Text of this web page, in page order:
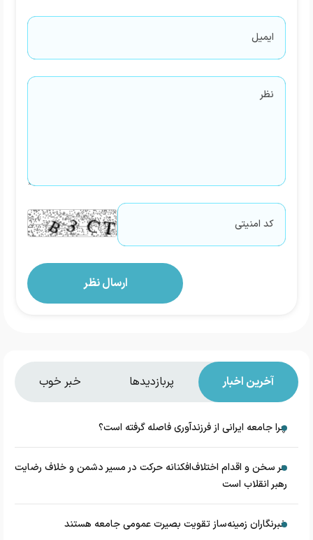
آخرین اخبار پربازدیدها خبر خوب
چرا جامعه ایرانی از فرزندآوری فاصله گرفته است؟
هر سخن و اقدام اختلاف‌افکنانه حرکت در مسیر دشمن و خلاف رضایت
رهبر انقلاب است
خبرنگاران زمینه‌ساز تقویت بصیرت عمومی جامعه هستند